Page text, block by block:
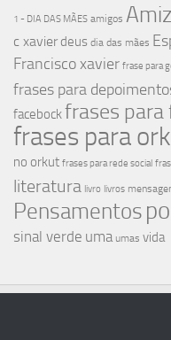
1 - DIA DAS MÃES amigos
c xavier deus dia das mães
Francisco xavier frase para
frases para
facebockfrases para
frases para
no orkut frases para rede social
literatura livro livros
Pensamentos
sinal verde uma umas vida